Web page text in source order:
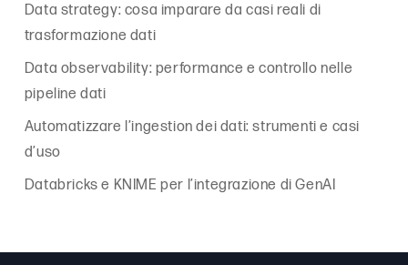
Data strategy: cosa imparare da casi reali di
trasformazione dati
Data observability: performance e controllo nelle
pipeline dati
Automatizzare l’ingestion dei dati: strumenti e casi
d’uso
Databricks e KNIME per l’integrazione di GenAI